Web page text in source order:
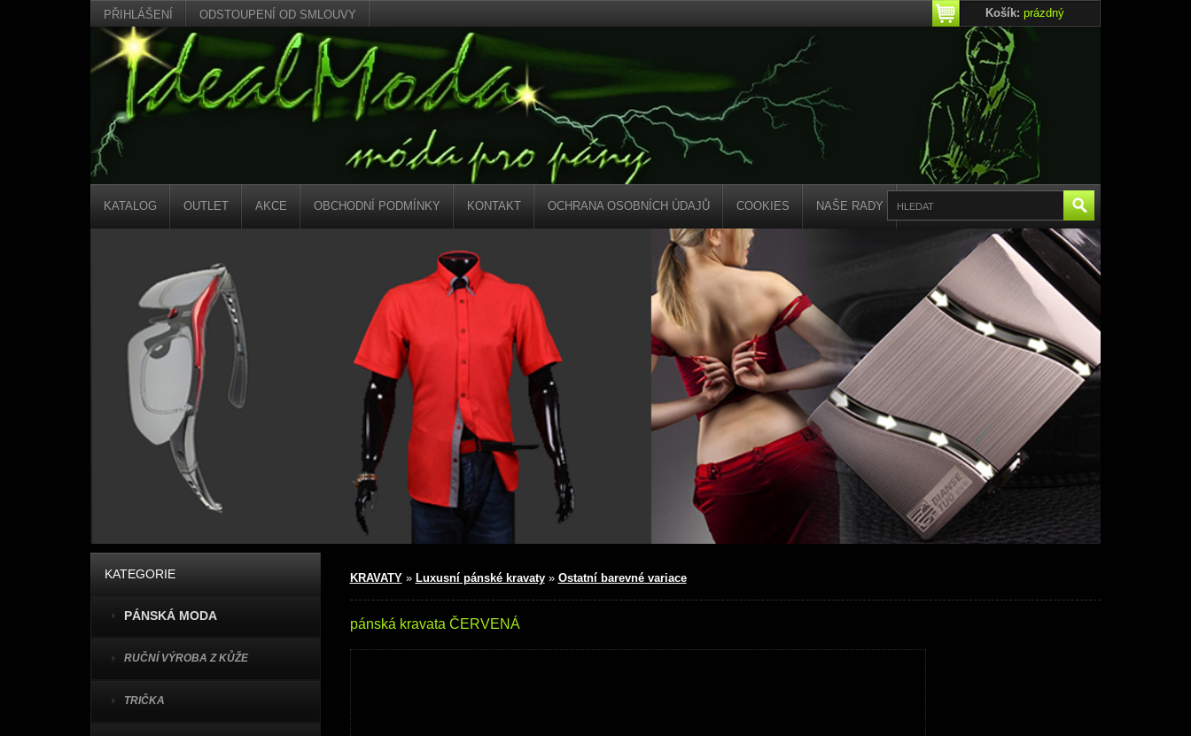
PŘIHLÁŠENÍ ODSTOUPENÍ OD SMLOUVY Košík: prázdný
KATALOG OUTLET AKCE OBCHODNÍ PODMÍNKY KONTAKT OCHRANA OSOBNÍCH ÚDAJŮ COOKIES NAŠE RADY
KATEGORIE
PÁNSKÁ MODA
RUČNÍ VÝROBA Z KŮŽE
TRIČKA
KRAVATY» Luxusní pánské kravaty» Ostatní barevné variace
pánská kravata ČERVENÁ